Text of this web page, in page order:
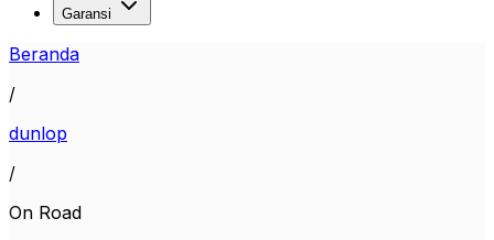
Garansi
Beranda
/
dunlop
/
On Road